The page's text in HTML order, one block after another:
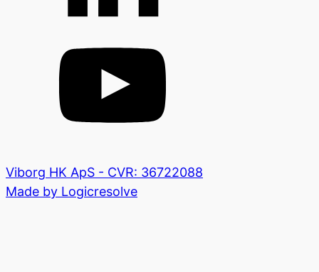
Viborg HK ApS - CVR: 36722088
Made by Logicresolve